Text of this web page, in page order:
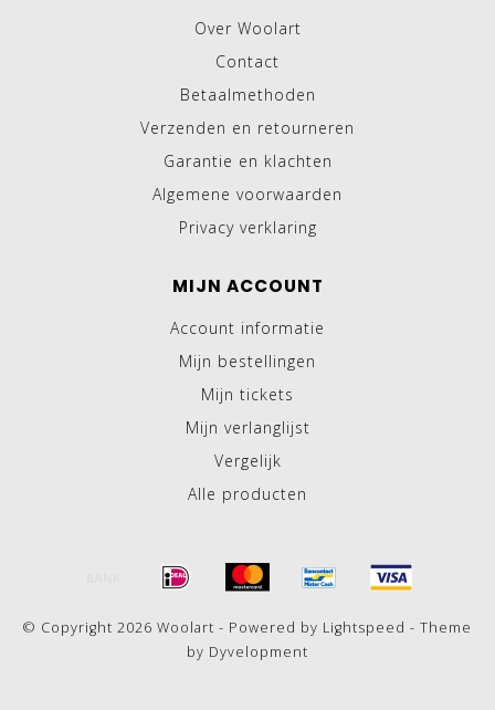
Over Woolart
Contact
Betaalmethoden
Verzenden en retourneren
Garantie en klachten
Algemene voorwaarden
Privacy verklaring
MIJN ACCOUNT
Account informatie
Mijn bestellingen
Mijn tickets
Mijn verlanglijst
Vergelijk
Alle producten
© Copyright 2026 Woolart - Powered by Lightspeed - Theme
by Dyvelopment